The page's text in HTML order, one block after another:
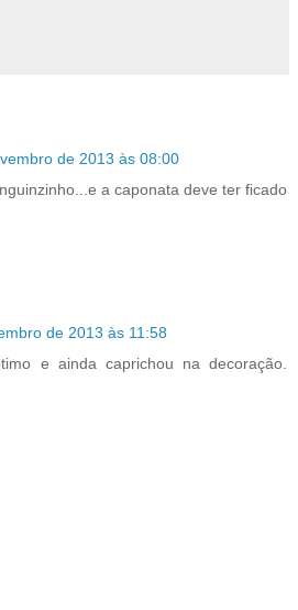
de 2013 às 08:00
a caponata deve ter ficado
de 2013 às 11:58
e ainda caprichou na decoração.